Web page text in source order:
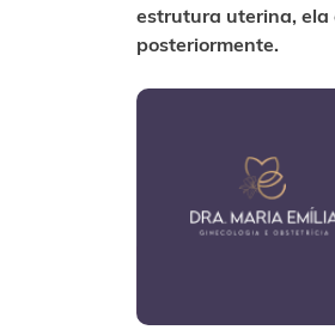
estrutura uterina, ela
posteriormente.